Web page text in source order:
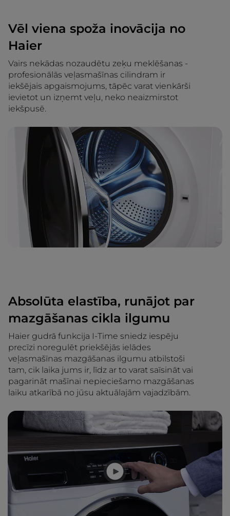
Vēl viena spoža inovācija no
Haier
Vairs nekādas nozaudētu zeķu meklēšanas -
profesionālās veļasmašīnas cilindram ir
iekšējais apgaismojums, tāpēc varat vienkārši
ievietot un izņemt veļu, neko neaizmirstot
iekšpusē.
Absolūta elastība, runājot par
mazgāšanas cikla ilgumu
Haier gudrā funkcija I-Time sniedz iespēju
precīzi noregulēt priekšējās ielādes
veļasmašīnas mazgāšanas ilgumu atbilstoši
tam, cik laika jums ir, līdz ar to varat saīsināt vai
pagarināt mašīnai nepieciešamo mazgāšanas
laiku atkarībā no jūsu aktuālajām vajadzībām.